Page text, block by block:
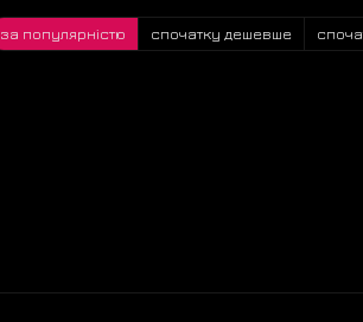
за популярністю спочатку дешевше